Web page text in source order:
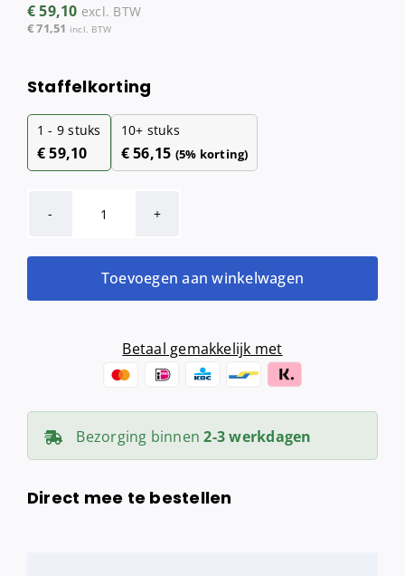
€59,10 excl. BTW
€71,51 incl. BTW
Staffelkorting
1 - 9 stuks
€59,10
10+ stuks
€56,15 (5% korting)
Mini
toiletroldispenser
zwart
Toevoegen aan winkelwagen
Betaal gemakkelijk met
Bezorging binnen2-3 werkdagen
Direct mee te bestellen